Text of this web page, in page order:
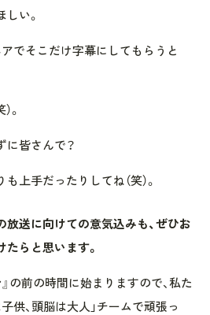
い。
アでそこだけ字幕にしてもらうと
。
に皆さんで？
上手だったりしてね（笑）。
放送に向けての意気込みも、ぜひお
たらと思います。
の前の時間に始まりますので、私た
供、頭脳は大人」チームで頑張っ